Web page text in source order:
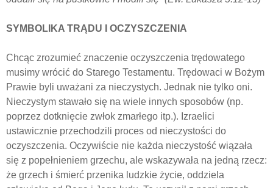
SYMBOLIKA TRĄDU I OCZYSZCZENIA
Chcąc zrozumieć znaczenie oczyszczenia trędowatego
musimy wrócić do Starego Testamentu. Trędowaci w Bożym
Prawie byli uważani za nieczystych. Jednak nie tylko oni.
Nieczystym stawało się na wiele innych sposobów (np.
poprzez dotknięcie zwłok zmarłego itp.). Izraelici
ustawicznie przechodzili proces od nieczystości do
oczyszczenia. Oczywiście nie każda nieczystość wiązała
się z popełnieniem grzechu, ale wskazywała na jedną rzecz:
że grzech i śmierć przenika ludzkie życie, oddziela